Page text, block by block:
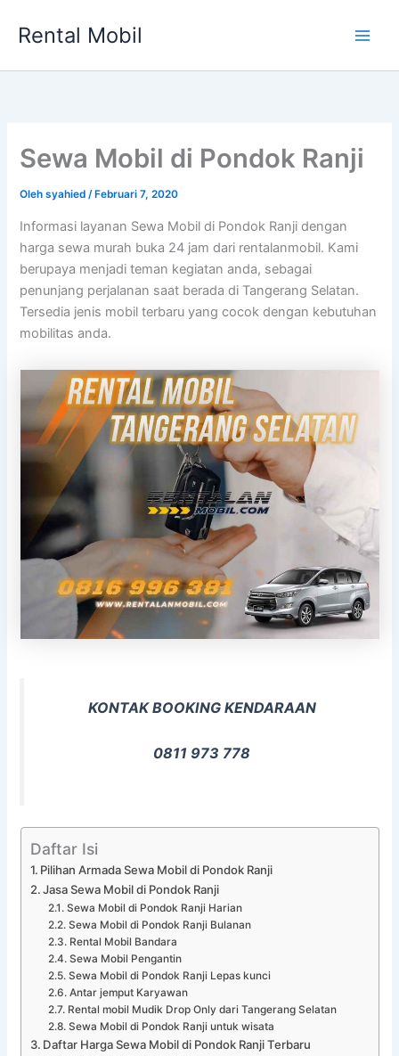
Rental Mobil
Sewa Mobil di Pondok Ranji
Olehsyahied/ Februari 7, 2020
Informasi layanan Sewa Mobil di Pondok Ranji dengan
harga sewa murah buka 24 jam dari rentalanmobil. Kami
berupaya menjadi teman kegiatan anda, sebagai
penunjang perjalanan saat berada di Tangerang Selatan.
Tersedia jenis mobil terbaru yang cocok dengan kebutuhan
mobilitas anda.
KONTAK BOOKING KENDARAAN
0811 973 778
Daftar Isi
Pilihan Armada Sewa Mobil di Pondok Ranji
Jasa Sewa Mobil di Pondok Ranji
Sewa Mobil di Pondok Ranji Harian
Sewa Mobil di Pondok Ranji Bulanan
Rental Mobil Bandara
Sewa Mobil Pengantin
Sewa Mobil di Pondok Ranji Lepas kunci
Antar jemput Karyawan
Rental mobil Mudik Drop Only dari Tangerang Selatan
Sewa Mobil di Pondok Ranji untuk wisata
Daftar Harga Sewa Mobil di Pondok Ranji Terbaru